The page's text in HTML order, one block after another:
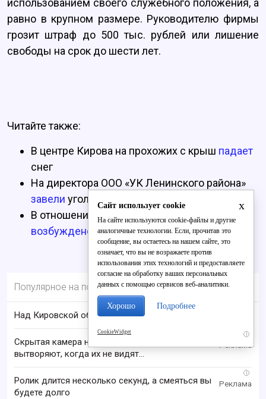
использованием своего служебного положения, а
равно в крупном размере. Руководителю фирмы
грозит штраф до 500 тыс. рублей или лишение
свободы на срок до шести лет.
Читайте также:
В центре Кирова на прохожих с крыш падает
снег
На директора ООО «УК Ленинского района»
завели уголовное дело
В отношении чиновников горадминистрации
возбуждено
уголовное дело
Популярное на портале
Над Кировской областью сбили БПЛА
i
Скрытая камера на пляже Крыма: Что люди
вытворяют, когда их не видят...
i
Ролик длится несколько секунд, а смеяться вы
будете долго
x
Сайт использует cookie
На сайте используются cookie-файлы и другие
аналогичные технологии. Если, прочитав это
сообщение, вы остаетесь на нашем сайте, это
означает, что вы не возражаете против
использования этих технологий и предоставляете
согласие на обработку ваших персональных
данных с помощью сервисов веб-аналитики.
Хорошо Подробнее
CookieWidget